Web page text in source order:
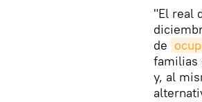
"El real
de
familias
y, al